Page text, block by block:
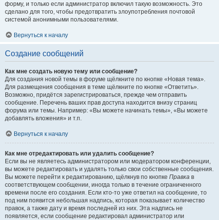
форму, и только если администратор включил такую возможность. Это
сделано для того, чтобы предотвратить злоупотребления почтовой
системой анонимными пользователями.
Вернуться к началу
Создание сообщений
Как мне создать новую тему или сообщение?
Для создания новой темы в форуме щёлкните по кнопке «Новая тема».
Для размещения сообщения в теме щёлкните по кнопке «Ответить».
Возможно, придётся зарегистрироваться, прежде чем отправить
сообщение. Перечень ваших прав доступа находится внизу страниц
форума или темы. Например: «Вы можете начинать темы», «Вы можете
добавлять вложения» и т.п.
Вернуться к началу
Как мне отредактировать или удалить сообщение?
Если вы не являетесь администратором или модератором конференции,
вы можете редактировать и удалять только свои собственные сообщения.
Вы можете перейти к редактированию, щёлкнув по кнопке Правка в
соответствующем сообщении, иногда только в течение ограниченного
времени после его создания. Если кто-то уже ответил на сообщение, то
под ним появится небольшая надпись, которая показывает количество
правок, а также дату и время последней из них. Эта надпись не
появляется, если сообщение редактировал администратор или